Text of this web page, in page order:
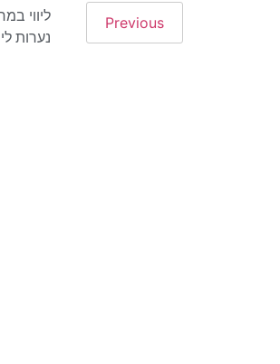
ליווי
נערות
Previous